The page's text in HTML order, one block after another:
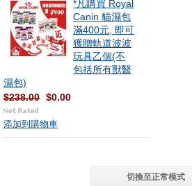
*凡購買 Royal
Canin 貓濕包
滿400元, 即可
獲贈軌道波波
玩具乙個(不
包括所有獸醫
濕包)
$238.00 $0.00
添加到購物車
切換至正常模式